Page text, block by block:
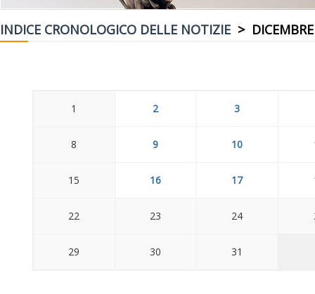
INDICE CRONOLOGICO DELLE NOTIZIE >
1 2 3
8 9 10
15 16 17
22 23 24
29 30 31